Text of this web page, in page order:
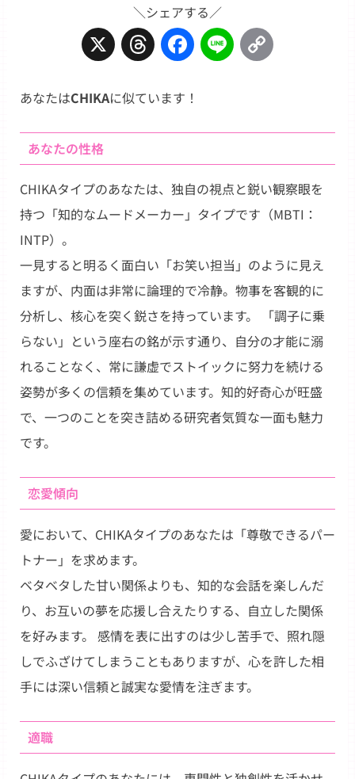
＼シェアする／
X
ThreadsFacebook
Line
あなたはCHIKAに似ています！
あなたの性格
CHIKAタイプのあなたは、独自の視点と鋭い観察眼を
持つ「知的なムードメーカー」タイプです（MBTI：
INTP）。
一見すると明るく面白い「お笑い担当」のように見え
ますが、内面は非常に論理的で冷静。物事を客観的に
分析し、核心を突く鋭さを持っています。 「調子に乗
らない」という座右の銘が示す通り、自分の才能に溺
れることなく、常に謙虚でストイックに努力を続ける
姿勢が多くの信頼を集めています。知的好奇心が旺盛
で、一つのことを突き詰める研究者気質な一面も魅力
です。
恋愛傾向
愛において、CHIKAタイプのあなたは「尊敬できるパー
トナー」を求めます。
ベタベタした甘い関係よりも、知的な会話を楽しんだ
り、お互いの夢を応援し合えたりする、自立した関係
を好みます。 感情を表に出すのは少し苦手で、照れ隠
しでふざけてしまうこともありますが、心を許した相
手には深い信頼と誠実な愛情を注ぎます。
適職